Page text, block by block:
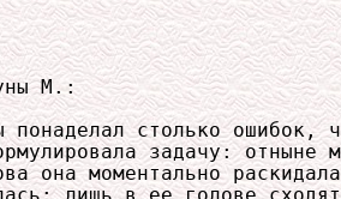
М.:
столько ошибок,
задачу:
она моментально